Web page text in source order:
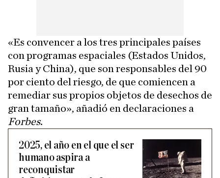
«Es convencer a los tres principales países
con programas espaciales (Estados Unidos,
Rusia y China), que son responsables del 90
por ciento del riesgo, de que comiencen a
remediar sus propios objetos de desechos de
gran tamaño», añadió en declaraciones a
Forbes.
2025, el año en el que el ser
humano aspira a
reconquistar